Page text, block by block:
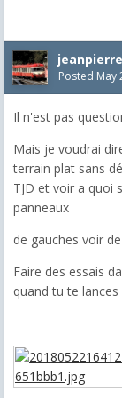
Posted May
Il n'est pas
Mais je voudrai
terrain plat sans
TJD et voir a quoi
panneaux
de gauches voir
Faire des essais
quand tu te